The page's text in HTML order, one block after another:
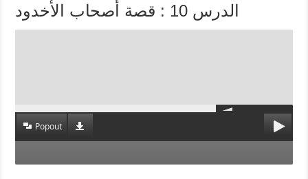
الدرس 10 : قصة أصحاب الأخدود
Popout